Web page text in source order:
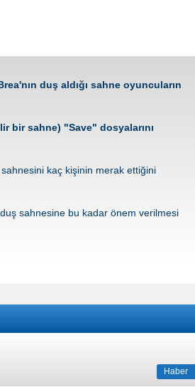
duş aldığı sahne oyuncuların
bir sahne) "Save" dosyalarını
kaç kişinin merak ettiğini
sahnesine bu kadar önem verilmesi
Haber